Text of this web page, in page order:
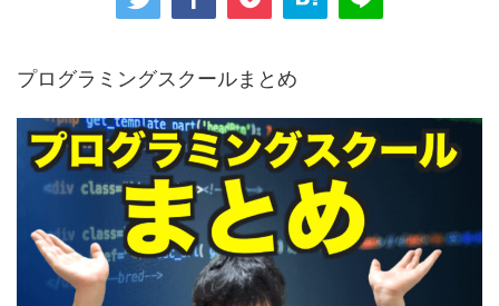
プログラミングスクールまとめ